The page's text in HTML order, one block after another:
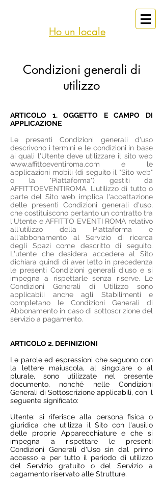
Ho un locale
Condizioni generali di
utilizzo
ARTICOLO 1. OGGETTO E CAMPO DI
APPLICAZIONE
Le presenti Condizioni generali d'uso
descrivono i termini e le condizioni in base
ai quali l'Utente deve utilizzare il sito web
www.affittoeventiroma.com e le
applicazioni mobili (di seguito il "Sito web"
o la "Piattaforma") gestiti da
AFFITTOEVENTIROMA. L'utilizzo di tutto o
parte del Sito web implica l'accettazione
delle presenti Condizioni generali d'uso,
che costituiscono pertanto un contratto tra
l'Utente e AFFITTO EVENTI ROMA relativo
all'utilizzo della Piattaforma e
all'abbonamento al Servizio di ricerca
degli Spazi come descritto di seguito.
L'utente che desidera accedere al Sito
dichiara quindi di aver letto in precedenza
le presenti Condizioni generali d'uso e si
impegna a rispettarle senza riserve. Le
Condizioni Generali di Utilizzo sono
applicabili anche agli Stabilimenti e
completano le Condizioni Generali di
Abbonamento in caso di sottoscrizione del
servizio a pagamento.
ARTICOLO 2. DEFINIZIONI
Le parole ed espressioni che seguono con
la lettere maiuscola, al singolare o al
plurale, sono utilizzate nel presente
documento, nonché nelle Condizioni
Generali di Sottoscrizione applicabili, con il
seguente significato:
Utente: si riferisce alla persona fisica o
giuridica che utilizza il Sito con l'ausilio
delle proprie Apparecchiature e che si
impegna a rispettare le presenti
Condizioni Generali d'Uso sin dal primo
accesso e per tutto il periodo di utilizzo
del Servizio gratuito o del Servizio a
pagamento riservato alle Strutture.